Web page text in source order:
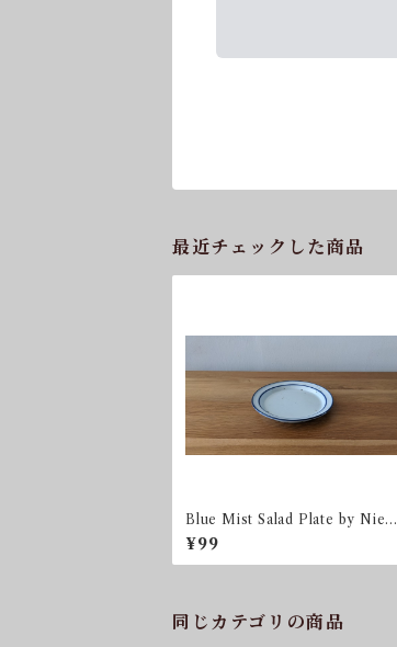
最近チェックした商品
Blue Mist Salad Plate by Niels
Refsgaard for Dansk 送料込
¥99
同じカテゴリの商品